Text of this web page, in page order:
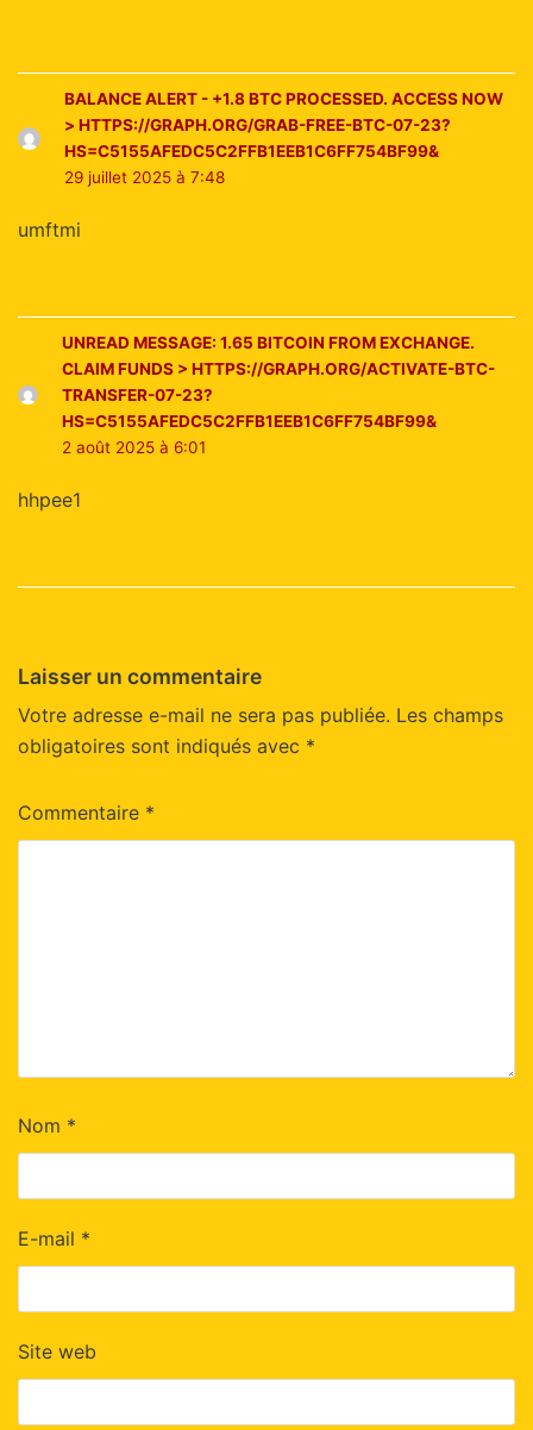
BALANCE ALERT - +1.8 BTC PROCESSED. ACCESS NOW
> HTTPS://GRAPH.ORG/GRAB-FREE-BTC-07-23?
HS=C5155AFEDC5C2FFB1EEB1C6FF754BF99&
29 juillet 2025 à 7:48
umftmi
UNREAD MESSAGE: 1.65 BITCOIN FROM EXCHANGE.
CLAIM FUNDS > HTTPS://GRAPH.ORG/ACTIVATE-BTC-
TRANSFER-07-23?
HS=C5155AFEDC5C2FFB1EEB1C6FF754BF99&
2 août 2025 à 6:01
hhpee1
Laisser un commentaire
Votre adresse e-mail ne sera pas publiée. Les champs
obligatoires sont indiqués avec *
Commentaire *
Nom *
E-mail *
Site web